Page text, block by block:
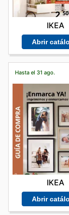
IKEA
Abrir
Hasta el 31 ago.
IKEA
Abrir